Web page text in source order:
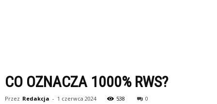
CO OZNACZA 1000% RWS?
Przez Redakcja - 1 czerwca 2024 538 0